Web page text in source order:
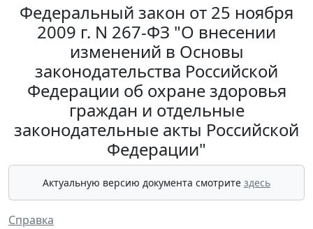
Федеральный закон от 25 ноября
2009 г. N 267-ФЗ "О внесении
изменений в Основы
законодательства Российской
Федерации об охране здоровья
граждан и отдельные
законодательные акты Российской
Федерации"
Актуальную версию документа смотрите здесь
Справка